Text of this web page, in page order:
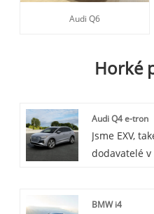
Audi Q6
Horké
Audi Q4 e-tron
Jsme EXV,
dodavatelé
SUV model
BMW i4